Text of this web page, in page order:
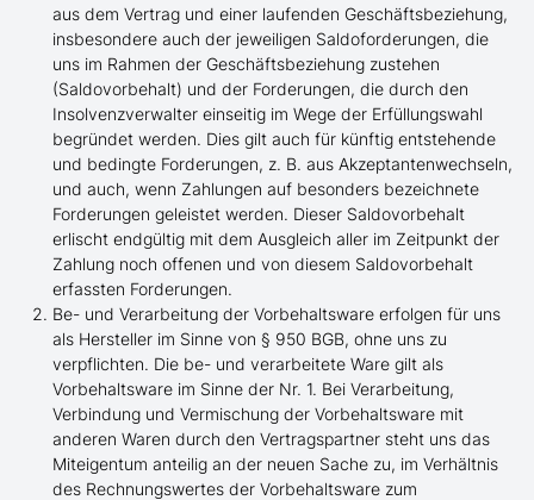
aus dem Vertrag und einer laufenden Geschäftsbeziehung,
insbesondere auch der jeweiligen Saldoforderungen, die
uns im Rahmen der Geschäftsbeziehung zustehen
(Saldovorbehalt) und der Forderungen, die durch den
Insolvenzverwalter einseitig im Wege der Erfüllungswahl
begründet werden. Dies gilt auch für künftig entstehende
und bedingte Forderungen, z. B. aus Akzeptantenwechseln,
und auch, wenn Zahlungen auf besonders bezeichnete
Forderungen geleistet werden. Dieser Saldovorbehalt
erlischt endgültig mit dem Ausgleich aller im Zeitpunkt der
Zahlung noch offenen und von diesem Saldovorbehalt
erfassten Forderungen.
Be- und Verarbeitung der Vorbehaltsware erfolgen für uns
als Hersteller im Sinne von § 950 BGB, ohne uns zu
verpflichten. Die be- und verarbeitete Ware gilt als
Vorbehaltsware im Sinne der Nr. 1. Bei Verarbeitung,
Verbindung und Vermischung der Vorbehaltsware mit
anderen Waren durch den Vertragspartner steht uns das
Miteigentum anteilig an der neuen Sache zu, im Verhältnis
des Rechnungswertes der Vorbehaltsware zum